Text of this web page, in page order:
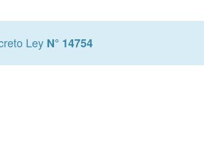
Ley N° 14754